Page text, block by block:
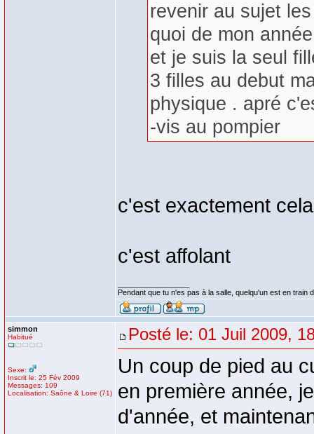
revenir au sujet
quoi de mon
et je suis la seul
3 filles au debut
physique . apré
-vis au pompier
c'est exactement
c'est affolant
Pendant que tu n'es pas à la salle, quelqu'un est en train
simmon
Habitué
Sexe:
Inscrit le: 25 Fév 2009
Messages: 109
Localisation: Saône & Loire (71)
Posté le: 01 Juil 2009,
Un coup de pied au
en première année,
d'année, et